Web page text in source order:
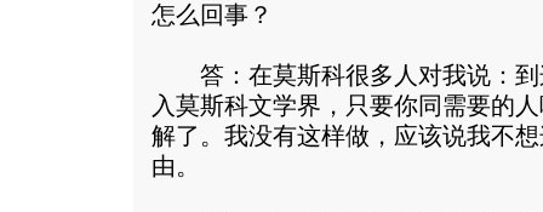
怎么回事？
答：在莫斯科很多人对我说：到
入莫斯科文学界，只要你同需要的
解了。我没有这样做，应该说我不
由。